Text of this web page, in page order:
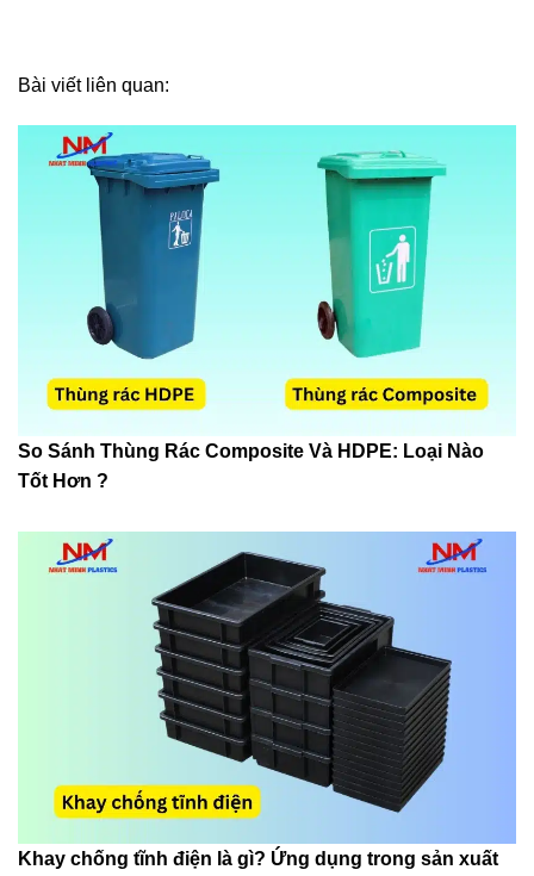
Bài viết liên quan:
So Sánh Thùng Rác Composite Và HDPE: Loại Nào
Tốt Hơn ?
Khay chống tĩnh điện là gì? Ứng dụng trong sản xuất